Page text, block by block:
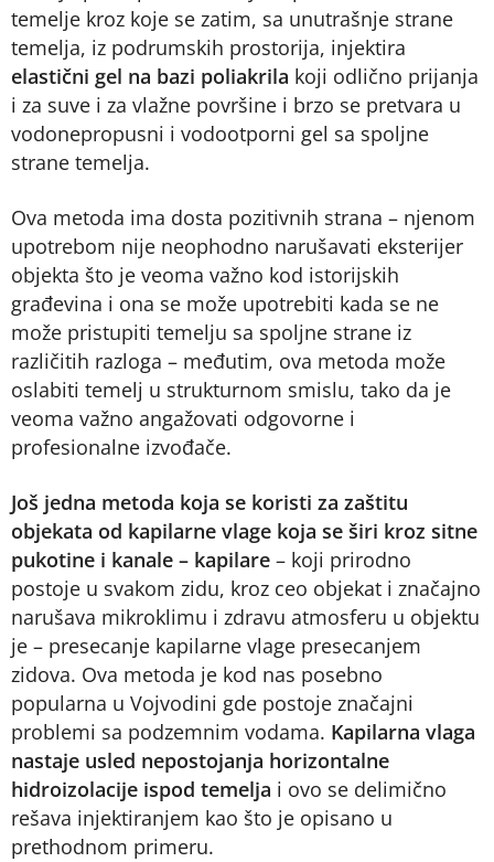
temelje kroz koje se zatim, sa unutrašnje strane
temelja, iz podrumskih prostorija, injektira
elastični gel na bazi poliakrila koji odlično prijanja
i za suve i za vlažne površine i brzo se pretvara u
vodonepropusni i vodootporni gel sa spoljne
strane temelja.
Ova metoda ima dosta pozitivnih strana – njenom
upotrebom nije neophodno narušavati eksterijer
objekta što je veoma važno kod istorijskih
građevina i ona se može upotrebiti kada se ne
može pristupiti temelju sa spoljne strane iz
različitih razloga – međutim, ova metoda može
oslabiti temelj u strukturnom smislu, tako da je
veoma važno angažovati odgovorne i
profesionalne izvođače.
Još jedna metoda koja se koristi za zaštitu
objekata od kapilarne vlage koja se širi kroz sitne
pukotine i kanale – kapilare – koji prirodno
postoje u svakom zidu, kroz ceo objekat i značajno
narušava mikroklimu i zdravu atmosferu u objektu
je – presecanje kapilarne vlage presecanjem
zidova. Ova metoda je kod nas posebno
popularna u Vojvodini gde postoje značajni
problemi sa podzemnim vodama. Kapilarna vlaga
nastaje usled nepostojanja horizontalne
hidroizolacije ispod temelja i ovo se delimično
rešava injektiranjem kao što je opisano u
prethodnom primeru.